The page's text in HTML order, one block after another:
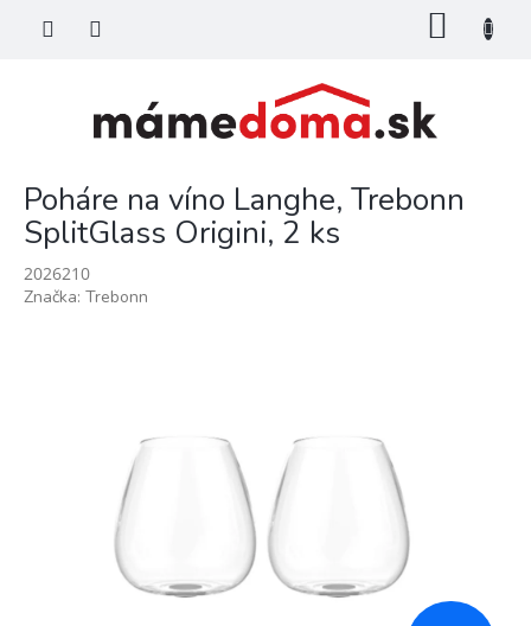
Poháre na víno Langhe, Trebonn
SplitGlass Origini, 2 ks
2026210
Značka: Trebonn